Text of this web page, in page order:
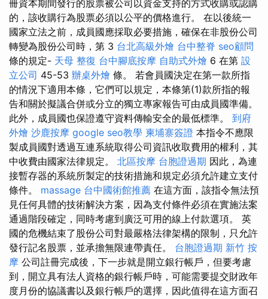
冊資本期間發行的股票被公司以資金支持的方式收購或認購
的，該收購行為股票必須以公平的價格進行。 在以後統一
國家立法之前，成員國應採取必要措施，確保在非股份公司
轉變為股份公司時，第 3 台北高級外燴 台中整脊 seo顧問
條的規定- 天母 整復 台中腳底按摩 自助式外燴 6 在第 設
立公司 45-53 辦桌外燴 條。 若會員國決定在第一款所指
的情況下適用本條，它們可以規定，本條第(1)款所指的報
告和關於擬議合併或分立的獨立專家報告可由成員國準備。
此外，成員國也保證遵守資料傳輸安全的最低標準。 到府
外燴 沙鹿按摩 google seo教學 柬埔寨簽證 本指令不應限
製成員國對透過互連系統取得公司資訊收取費用的權利，其
中收費由國家法律規定。 北區按摩 台胞證過期 因此，為連
接暫存器的系統所製定的技術措施和規定必須允許建立支付
條件。 massage 台中國術館推薦 在這方面，該指令無法預
見任何具體的技術解決方案，因為支付條件必須在實施法案
通過階段確定，同時考慮到廣泛可用的線上付款選項。 英
國的危機結束了股份公司對最嚴格法律架構的限制，只允許
發行記名股票，並承擔無限連帶責任。 台胞證過期 新竹 按
摩 公司註冊完成後，下一步就是開立銀行帳戶，但要考慮
到，開立具有法人資格的銀行帳戶時，可能需要提交財政年
度月份的協議書以及銀行帳戶的選擇，因此值得在這方面召